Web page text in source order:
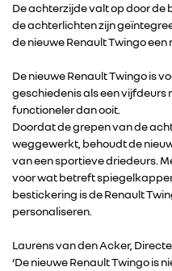
ALLIANCE
FOTO’S & VIDEO’S
CONTACT
De achterzijde valt op door
de achterlichten zijn
de nieuwe Renault Twingo een
De nieuwe Renault Twingo is
geschiedenis als een vijfdeurs
functioneler dan ooit.
Doordat de grepen van de
weggewerkt, behoudt de
van een sportieve driedeurs.
voor wat betreft
bestickering is de Renault
personaliseren.
Laurens van den Acker,
‘De nieuwe Renault Twingo is